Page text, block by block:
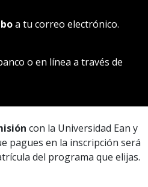
a tu correo electrónico.
o en línea a través de
con la Universidad Ean y
pagues en la inscripción será
del programa que elijas.